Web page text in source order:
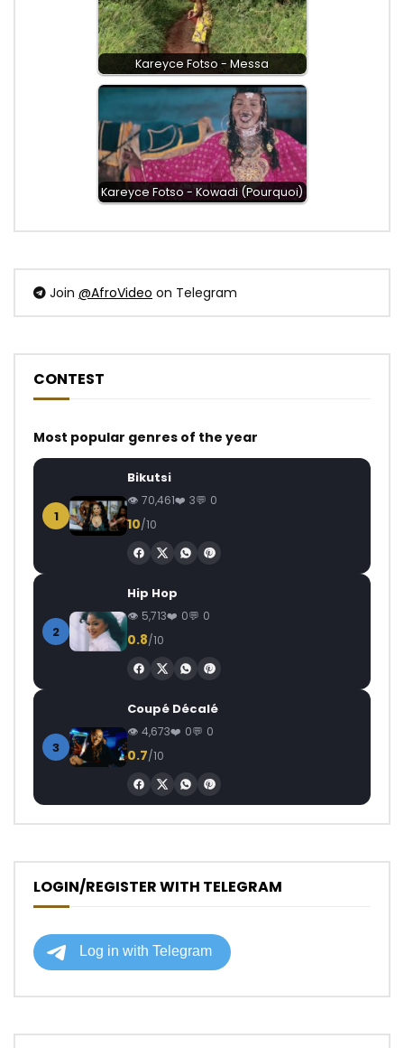
Kareyce Fotso - Messa
Kareyce Fotso - Kowadi (Pourquoi)
Join @AfroVideo on Telegram
CONTEST
Most popular genres of the year
1
Bikutsi
70,461 3 0
10/10
2
Hip Hop
5,713 0 0
0.8/10
3
Coupé Décalé
4,673 0 0
0.7/10
LOGIN/REGISTER WITH TELEGRAM